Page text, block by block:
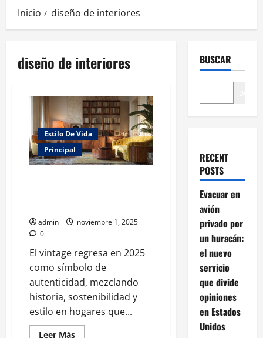
Inicio diseño de interiores
diseño de interiores
Estilo De Vida
Principal
admin
noviembre 1, 2025
0
El vintage regresa en 2025
como símbolo de
autenticidad, mezclando
historia, sostenibilidad y
estilo en hogares que...
Leer MásLeer
BUSCAR
RECENT
POSTS
Evacuar en
avión
privado por
un huracán:
el nuevo
servicio
que divide
opiniones
en Estados
Unidos